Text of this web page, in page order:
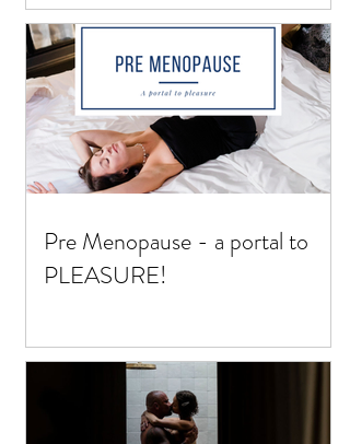
Pre Menopause - a portal to
PLEASURE!